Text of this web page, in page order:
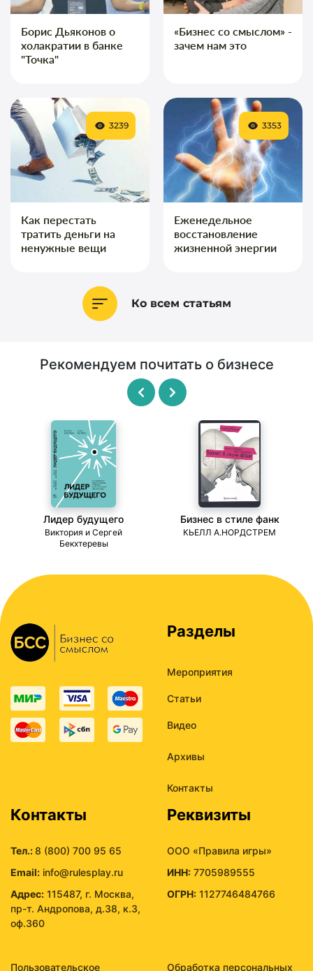
Борис Дьяконов о
холакратии в банке
"Точка"
«Бизнес со смыслом» -
зачем нам это
Как перестать
тратить деньги на
ненужные вещи
3239
Еженедельное
восстановление
жизненной энергии
3353
Ко всем статьям
Рекомендуем почитать о бизнесе
Лидер будущего
Виктория и Сергей
Бекхтеревы
Бизнес в стиле фанк
КЬЕЛЛ А.НОРДСТРЕМ
Разделы
Мероприятия
Статьи
Видео
Архивы
Контакты
Контакты
Тел.:8 (800) 700 95 65
Email: info@rulesplay.ru
Адрес: 115487, г. Москва,
пр-т. Андропова, д.38, к.3,
оф.360
Реквизиты
ООО «Правила игры»
ИНН: 7705989555
ОГРН: 1127746484766
Пользовательское Обработка персональных